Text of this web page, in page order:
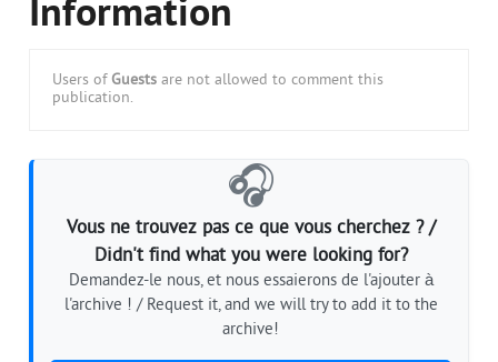
Information
Users of Guests are not allowed to comment this
publication.
🎧
Vous ne trouvez pas ce que vous cherchez ? /
Didn't find what you were looking for?
Demandez-le nous, et nous essaierons de l'ajouter à
l'archive ! / Request it, and we will try to add it to the
archive!